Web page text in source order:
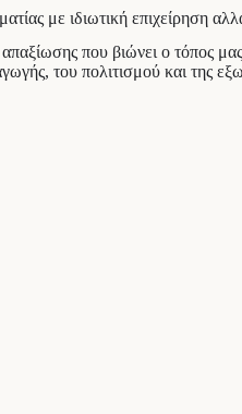
με ιδιωτική επιχείρηση
που βιώνει ο
του πολιτισμού και της